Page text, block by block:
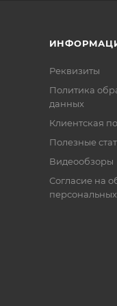
Реквизиты
Политика
данных
Клиентская
Полезные
Видеообзоры
Согласие на